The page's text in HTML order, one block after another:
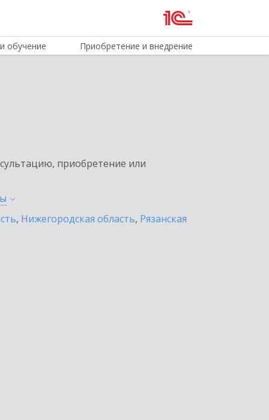
обучение Приобретение и внедрение
приобретение или
, Нижегородская область, Рязанская